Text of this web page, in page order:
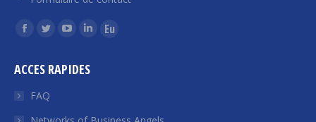
Find us on:
Facebook
opens
Twitter
opens
in
YouTube
opens
Linkedin
opens
Euroquity
ACCES RAPIDES
FAQ